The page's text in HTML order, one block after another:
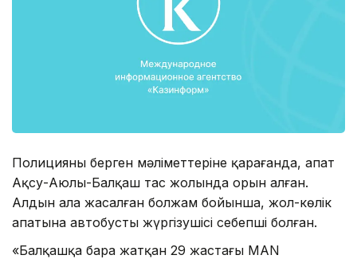
Полицияның берген мәліметтеріне қарағанда, апат
Ақсу-Аюлы-Балқаш тас жолында орын алған.
Алдын ала жасалған болжам бойынша, жол-көлік
апатына автобустың жүргізушісі себепші болған.
«Балқашқа бара жатқан 29 жастағы MAN